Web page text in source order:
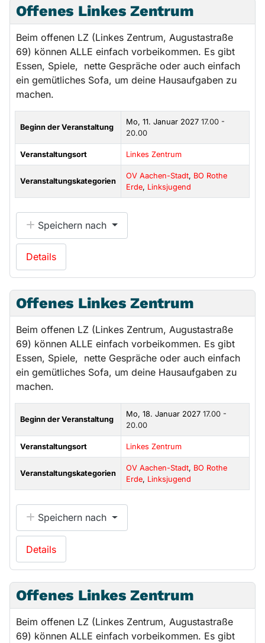
Offenes Linkes Zentrum
Beim offenen LZ (Linkes Zentrum, Augustastraße
69) können ALLE einfach vorbeikommen. Es gibt
Essen, Spiele, nette Gespräche oder auch einfach
ein gemütliches Sofa, um deine Hausaufgaben zu
machen.
Beginn der Veranstaltung
Mo, 11. Januar 202717.00 -
20.00
Veranstaltungsort Linkes Zentrum
Veranstaltungskategorien
OV Aachen-Stadt, BO Rothe
Erde, Linksjugend
Speichern nach
Details
Offenes Linkes Zentrum
Beim offenen LZ (Linkes Zentrum, Augustastraße
69) können ALLE einfach vorbeikommen. Es gibt
Essen, Spiele, nette Gespräche oder auch einfach
ein gemütliches Sofa, um deine Hausaufgaben zu
machen.
Beginn der Veranstaltung
Mo, 18. Januar 202717.00 -
20.00
Veranstaltungsort Linkes Zentrum
Veranstaltungskategorien
OV Aachen-Stadt, BO Rothe
Erde, Linksjugend
Speichern nach
Details
Offenes Linkes Zentrum
Beim offenen LZ (Linkes Zentrum, Augustastraße
69) können ALLE einfach vorbeikommen. Es gibt